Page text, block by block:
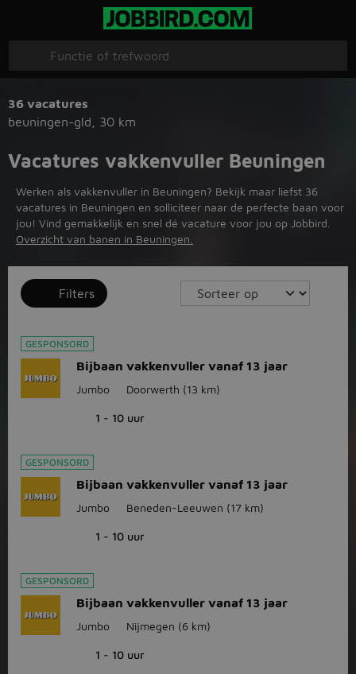
36 vacatures
beuningen-gld
30 km
Vacatures vakkenvuller Beuningen
Werken als vakkenvuller in Beuningen? Bekijk maar liefst 36
vacatures in Beuningen en solliciteer naar de perfecte baan voor
jou! Vind gemakkelijk en snel dé vacature voor jou op Jobbird.
Overzicht van banen in Beuningen.
Filters
GESPONSORD
Bijbaan vakkenvuller vanaf 13 jaar
Jumbo Doorwerth (13 km)
1 - 10 uur
GESPONSORD
Bijbaan vakkenvuller vanaf 13 jaar
Jumbo Beneden-Leeuwen (17 km)
1 - 10 uur
GESPONSORD
Bijbaan vakkenvuller vanaf 13 jaar
Jumbo Nijmegen (6 km)
1 - 10 uur